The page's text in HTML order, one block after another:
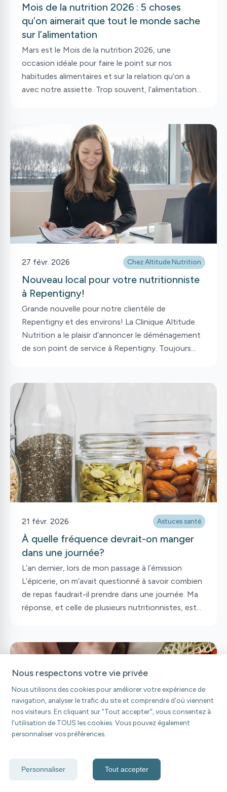
Mois de la nutrition 2026 : 5 choses
qu’on aimerait que tout le monde sache
sur l’alimentation
Mars est le Mois de la nutrition 2026, une
occasion idéale pour faire le point sur nos
habitudes alimentaires et sur la relation qu’on a
avec notre assiette. Trop souvent, l’alimentation
devrait être un moteur de plaisir et d’énergie. Pour
célébrer cette édition, notre équipe de
nutritionnistes a eu envie de briser certaines
croyances et remettre les pendules à l’heure. Pour
vous aider à naviguer dans votre assiette cette
année, voici les 5 conseils essentiels pour
transformer votre alimentation au quotidien, sans
sacrifier votre bonheur.
27 févr. 2026 Chez Altitude Nutrition
Nouveau local pour votre nutritionniste
à Repentigny!
Grande nouvelle pour notre clientèle de
Repentigny et des environs! La Clinique Altitude
Nutrition a le plaisir d’annoncer le déménagement
de son point de service à Repentigny. Toujours
tout nouveaux locaux, situés au 581 Boul.
Lacombe, Repentigny, QC J5Z 3J7.
21 févr. 2026 Astuces santé
À quelle fréquence devrait-on manger
dans une journée?
L’an dernier, lors de mon passage à l’émission
L’épicerie, on m’avait questionné à savoir combien
de repas faudrait-il prendre dans une journée. Ma
réponse, et celle de plusieurs nutritionnistes, est
différente, la répartition des apports énergétiques
Toutefois, il existe 7 indices pour découvrir à
quelle fréquence vous devriez manger, lesquels on
vous dévoile juste ici!
Astuces santé
Nous respectons votre vie privée
Nous utilisons des cookies pour améliorer votre expérience de
navigation, analyser le trafic du site et comprendre d'où viennent
nos visiteurs. En cliquant sur "Tout accepter", vous consentez à
l'utilisation de TOUS les cookies. Vous pouvez également
personnaliser vos préférences.
Personnaliser Tout accepter